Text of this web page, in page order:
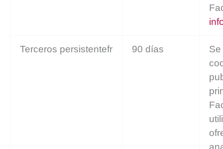
Terceros persistentefr 90 días